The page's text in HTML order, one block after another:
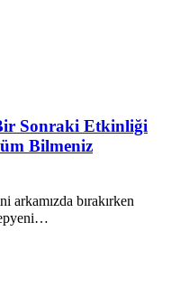
Sonraki Etkinliği
Bilmeniz
bırakırken